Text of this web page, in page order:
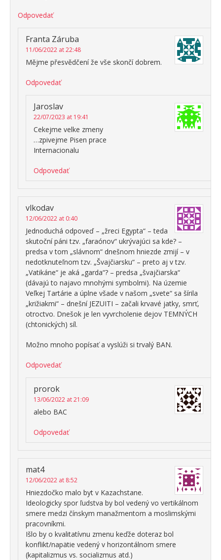
Odpovedať
Franta Záruba
11/06/2022 at 22:48
Mějme přesvědčení že vše skončí dobrem.
Odpovedať
Jaroslav
22/07/2023 at 19:41
Cekejme velke zmeny
…zpivejme Pisen prace
Internacionalu
Odpovedať
vlkodav
12/06/2022 at 0:40
Jednoduchá odpoveď – „žreci Egypta“ – teda
skutoční páni tzv. „faraónov“ ukrývajúci sa kde? –
predsa v tom „slávnom“ dnešnom hniezde zmijí – v
nedotknuteľnom tzv. „Švajčiarsku“ – preto aj v tzv.
„Vatikáne“ je aká „garda“? – predsa „švajčiarska“
(dávajú to najavo mnohými symbolmi). Na územie
Veľkej Tartárie a úplne všade v našom „svete“ sa šírila
„križiakmi“ – dnešní JEZUITI – začali krvavé jatky, smrť,
otroctvo. Dnešok je len vyvrcholenie dejov TEMNÝCH
(chtonických) síl.
Možno mnoho popísať a vyslúži si trvalý BAN.
Odpovedať
prorok
13/06/2022 at 21:09
alebo BAC
Odpovedať
mat4
12/06/2022 at 8:52
Hniezdočko malo byt v Kazachstane.
Ideologicky spor ľudstva by bol vedený vo vertikálnom
smere medzi čínskym manažmentom a moslimskými
pracovníkmi.
Išlo by o kvalitatívnu zmenu keďže doteraz bol
konflikt/napätie vedený v horizontálnom smere
(kapitalizmus vs. socializmus atd.)